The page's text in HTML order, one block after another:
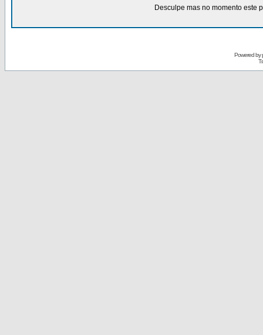
Desculpe mas no momento este
Powered by